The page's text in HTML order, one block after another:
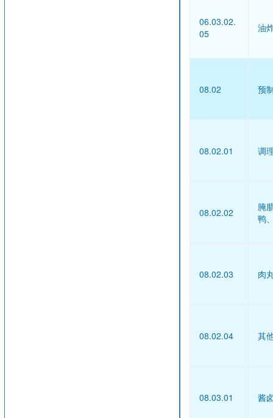
06.03.02.
05
油
08.02 预
08.02.01 调
08.02.02
腌
鸭
08.02.03 肉
08.02.04 其
08.03.01 酱